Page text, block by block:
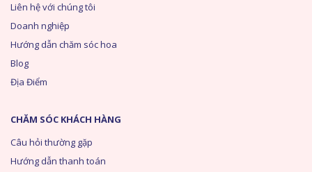
Liên hệ với chúng tôi
Doanh nghiệp
Hướng dẫn chăm sóc hoa
Blog
Địa Điểm
CHĂM SÓC KHÁCH HÀNG
Câu hỏi thường gặp
Hướng dẫn thanh toán